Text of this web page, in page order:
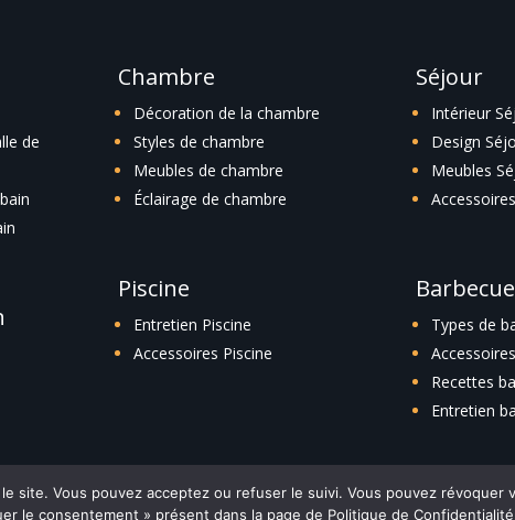
de
Chambre
Décoration de la chambre
Styles de chambre
Meubles de chambre
Éclairage de chambre
Piscine
Entretien Piscine
Accessoires Piscine
Séjour
Intérieur
Design
Meubles
Barbecue
Types de
Recettes
Entretien
site. Vous pouvez acceptez ou refuser le suivi. Vous pouvez
le consentement » présent dans la page de Politique de